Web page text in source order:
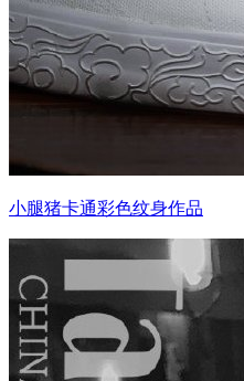
小腿猪卡通彩色纹身作品